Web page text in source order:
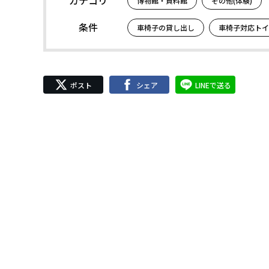
条件 車椅子の貸し出し 車椅子対応ト
ポスト シェア LINEで送る